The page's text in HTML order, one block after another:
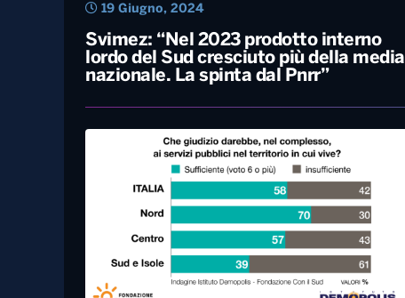
Svimez: “Nel 2023 prodotto interno
19 Giugno, 2024